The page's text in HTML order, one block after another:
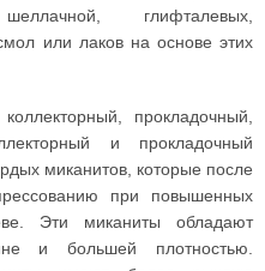
глифталевых,
или лаков на основе этих
прокладочный,
и прокладочный
миканитов, которые после
при повышенных
Эти миканиты обладают
и большей плотностью.